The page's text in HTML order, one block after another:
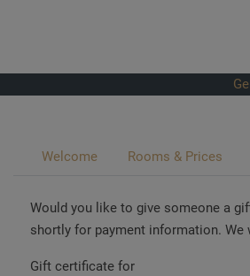
Welcome Rooms & Prices
Would you like to give someone a
shortly for payment information.
Gift certificate for